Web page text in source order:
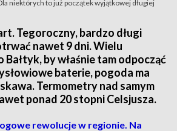
niektórych to już początek wyjątkowej długiej
Tegoroczny, bardzo długi
nawet 9 dni. Wielu
by właśnie tam odpocząć
baterie, pogoda ma
Termometry nad samym
ponad 20 stopni Celsjusza.
rewolucje w regionie. Na